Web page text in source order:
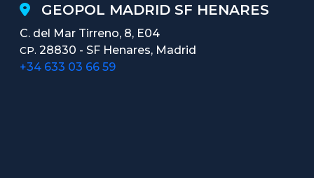
GEOPOL MADRID SF HENARES
C. del Mar Tirreno, 8, E04
CP. 28830 - SF Henares, Madrid
+34 633 03 66 59